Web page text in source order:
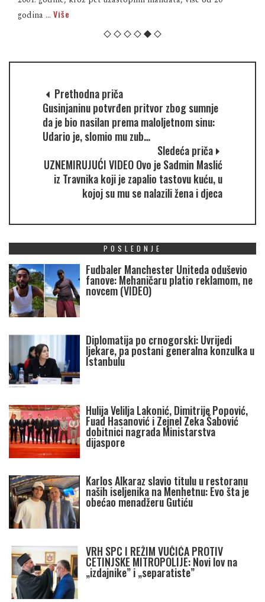
godina ... Više
Prethodna priča
Gusinjaninu potvrđen pritvor zbog sumnje
da je bio nasilan prema maloljetnom sinu:
Udario je, slomio mu zub…
Sledeća priča
UZNEMIRUJUĆI VIDEO Ovo je Sadmin Maslić
iz Travnika koji je zapalio tastovu kuću, u
kojoj su mu se nalazili žena i djeca
POSLEDNJE
Fudbaler Manchester Uniteda oduševio
fanove: Mehaničaru platio reklamom, ne
novcem (VIDEO)
Diplomatija po crnogorski: Uvrijedi
ljekare, pa postani generalna konzulka u
Istanbulu
Hulija Velilja Lakonić, Dimitrije Popović,
Fuad Hasanović i Zejnel Zeka Šabović
dobitnici nagrada Ministarstva
dijaspore
Karlos Alkaraz slavio titulu u restoranu
naših iseljenika na Menhetnu: Evo šta je
obećao menadžeru Gutiću
VRH SPC I REŽIM VUČIĆA PROTIV
CETINJSKE MITROPOLIJE: Novi lov na
„izdajnike” i „separatiste”